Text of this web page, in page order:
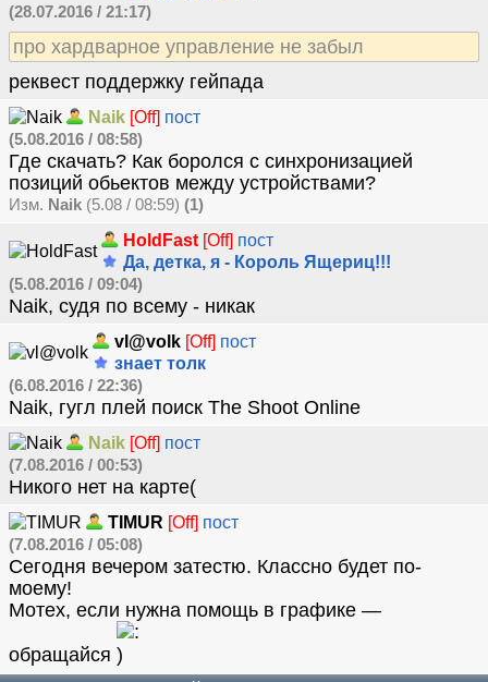
(28.07.2016 / 21:17)
про хардварное управление не забыл
реквест поддержку гейпада
Naik [Off] пост
(5.08.2016 / 08:58)
Где скачать? Как боролся с синхронизацией
позиций обьектов между устройствами?
Изм. Naik (5.08 / 08:59) (1)
HoldFast [Off] пост
Да, детка, я - Король Ящериц!!!
(5.08.2016 / 09:04)
Naik, судя по всему - никак
vl@volk [Off] пост
знает толк
(6.08.2016 / 22:36)
Naik, гугл плей поиск The Shoot Online
Naik [Off] пост
(7.08.2016 / 00:53)
Никого нет на карте(
TIMUR [Off] пост
(7.08.2016 / 05:08)
Сегодня вечером затестю. Классно будет по-
моему!
Мотех, если нужна помощь в графике —
обращайся